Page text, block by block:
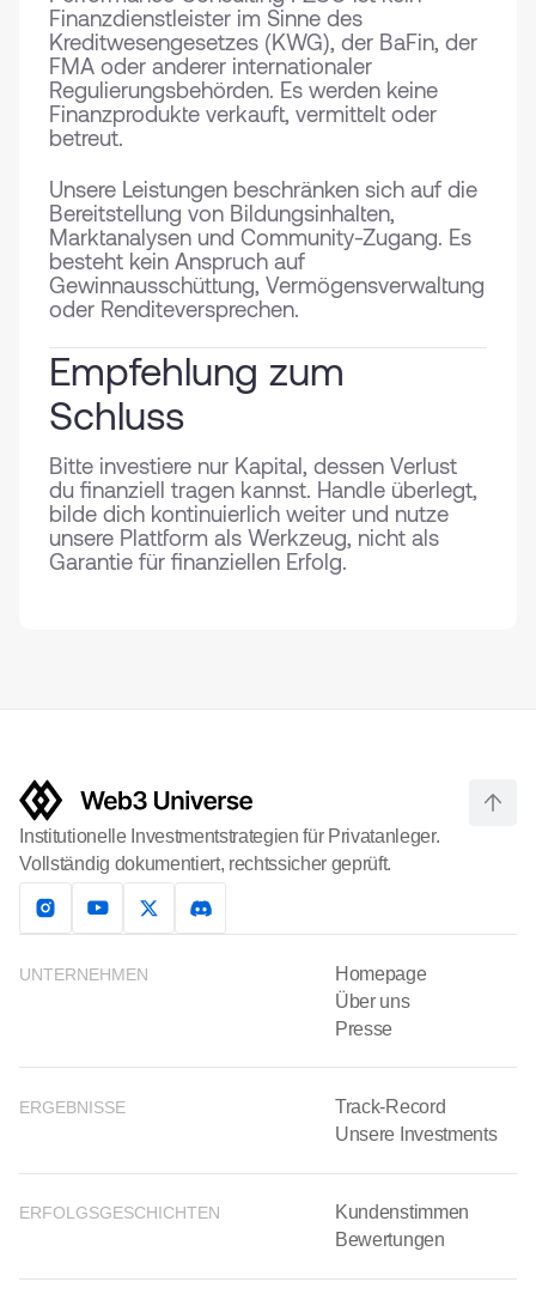
Finanzdienstleister im Sinne des
Kreditwesengesetzes (KWG), der BaFin, der
FMA oder anderer internationaler
Regulierungsbehörden. Es werden keine
Finanzprodukte verkauft, vermittelt oder
betreut.
Unsere Leistungen beschränken sich auf die
Bereitstellung von Bildungsinhalten,
Marktanalysen und Community-Zugang. Es
besteht kein Anspruch auf
Gewinnausschüttung, Vermögensverwaltung
oder Renditeversprechen.
Empfehlung zum
Schluss
Bitte investiere nur Kapital, dessen Verlust
du finanziell tragen kannst. Handle überlegt,
bilde dich kontinuierlich weiter und nutze
unsere Plattform als Werkzeug, nicht als
Garantie für finanziellen Erfolg.
Institutionelle Investmentstrategien für Privatanleger.
Vollständig dokumentiert, rechtssicher geprüft.
UNTERNEHMEN
Homepage
Über uns
Presse
ERGEBNISSE
Track-Record
Unsere Investments
ERFOLGSGESCHICHTEN
Kundenstimmen
Bewertungen